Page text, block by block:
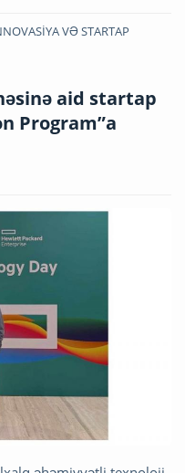
VƏ STARTAP
aid startap
Program”a